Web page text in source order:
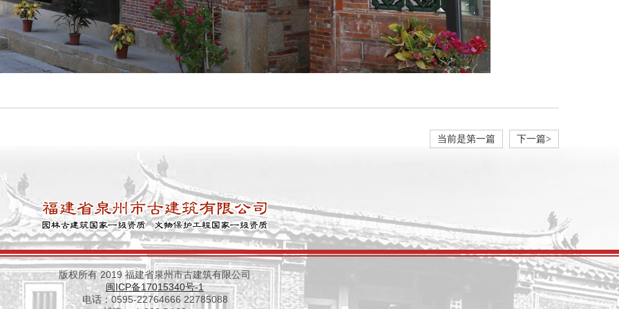
当前是第一篇 下一篇>
版权所有 2019 福建省泉州市古建筑有限公司
闽ICP备17015340号-1
电话：0595-22764666 22785088